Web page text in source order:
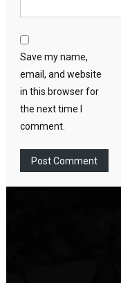
Save my name,
email, and website
in this browser for
the next time I
comment.